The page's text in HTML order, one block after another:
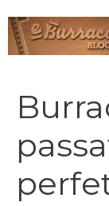
contenuto